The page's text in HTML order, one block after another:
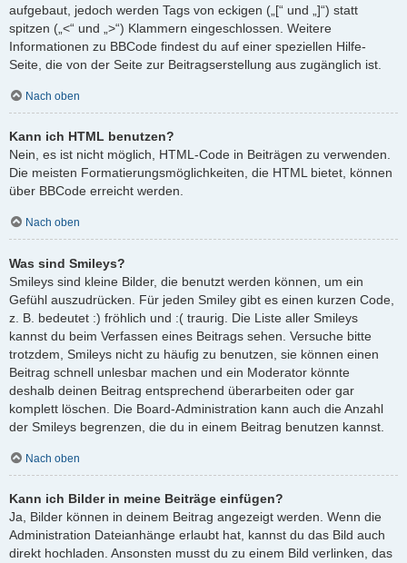
aufgebaut, jedoch werden Tags von eckigen („[“ und „]“) statt
spitzen („<“ und „>“) Klammern eingeschlossen. Weitere
Informationen zu BBCode findest du auf einer speziellen Hilfe-
Seite, die von der Seite zur Beitragserstellung aus zugänglich ist.
Nach oben
Kann ich HTML benutzen?
Nein, es ist nicht möglich, HTML-Code in Beiträgen zu verwenden.
Die meisten Formatierungsmöglichkeiten, die HTML bietet, können
über BBCode erreicht werden.
Nach oben
Was sind Smileys?
Smileys sind kleine Bilder, die benutzt werden können, um ein
Gefühl auszudrücken. Für jeden Smiley gibt es einen kurzen Code,
z. B. bedeutet :) fröhlich und :( traurig. Die Liste aller Smileys
kannst du beim Verfassen eines Beitrags sehen. Versuche bitte
trotzdem, Smileys nicht zu häufig zu benutzen, sie können einen
Beitrag schnell unlesbar machen und ein Moderator könnte
deshalb deinen Beitrag entsprechend überarbeiten oder gar
komplett löschen. Die Board-Administration kann auch die Anzahl
der Smileys begrenzen, die du in einem Beitrag benutzen kannst.
Nach oben
Kann ich Bilder in meine Beiträge einfügen?
Ja, Bilder können in deinem Beitrag angezeigt werden. Wenn die
Administration Dateianhänge erlaubt hat, kannst du das Bild auch
direkt hochladen. Ansonsten musst du zu einem Bild verlinken, das